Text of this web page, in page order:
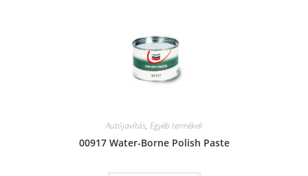
Autójavítás, Egyéb termékek
00917 Water-Borne Polish Paste